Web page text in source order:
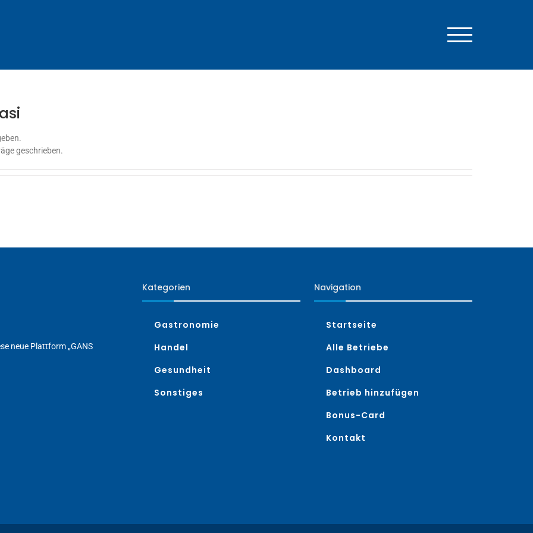
geschrieben.
neue Plattform „GANS
Kategorien
Gastronomie
Handel
Gesundheit
Sonstiges
Navigation
Startseite
Alle Betriebe
Dashboard
Betrieb hinzufügen
Bonus-Card
Kontakt